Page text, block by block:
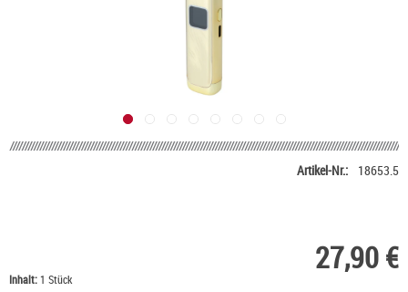
Artikel-Nr.: 18653.5
27,90 €
Inhalt:1 Stück